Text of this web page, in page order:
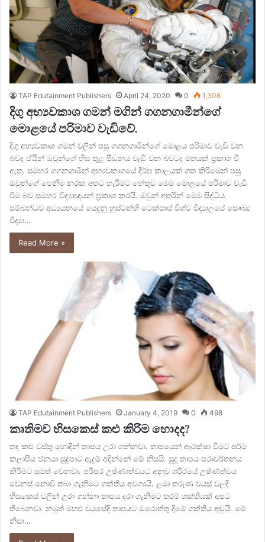
TAP Edutainment Publishers April 24, 2020 0 1,306
දිගු අභ්‍යවකාශ ගමන් මගින් ගගනගාමීන්ගේ
මොළයේ පරිමාව වැඩිවේ.
දිගු අභ්‍යවකාශ ගමන් වලින් පසු ගගනගාමීන්ගේ මොළය පරිමාව වැඩි වන
බවද ඒයින් ඔවුන්ගේ හිස තුළ පීඩනය වැඩි වන බවටද මතයක් ප්‍රකාශ වී
ඇත. සමහර ගගනගාමීන් අභ්‍යවකාශයේ දීර්ඝ කාලයක් ගත කිරිමෙන් පසු
ඔවුන්ගේ පෙනිම නරක අතට හැරීමට හේතුව මෙම මොලයේ පරිමාව වැඩි
විම බව සමහර විද්‍යාඥයන් ප්‍රකාශ කරයි. ඔවුන් අතරින් මෙම සිද්ධිය
සම්බන්ධව අධ්‍යයනයේ යෙදුනු හූස්ටන්හි ටෙක්සාස් විශ්ව විද්‍යාලයේ සෞඛ්‍ය
විද්‍යා…
Read More »
TAP Edutainment Publishers January 4, 2019 0 498
කෘතිමව හිසකෙස් කළු කිරිම හොදද?
තද කළු වස්තු හොදින් තාපය උරා ගන්නවා. තාපයෙන් ආරක්ෂා විමට ඝර්ම
කලාපිය ජනයා සුදුපාට ඇදුම් අදින්නේ මේ නිසයි. සුදු තාපය පරාවර්තනය
කිරිමට සමත් වෙනවා. පරිසර උෂ්ණාත්වයට අනුව ශරිරයේ උෂ්ණත්වය
වෙනස් නොවි තබා ගැනිමට ශක්තිය අවශ්‍යයි. ළමා තරුණ වයස් වලදි
හිසකෙස් වලින් උරා ගන්නා තාපය දරා ගැනිමට තරම් ශක්තියක් අපට
තිබෙනවා. නමුත් මහළු වයසේදි තාපයට ඔරොත්තු දිමේ ශක්තිය අඩුයි. මේ
නිසා…